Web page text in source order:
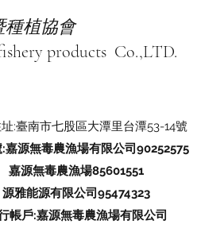
種植協會
products Co.,LTD.
:​臺南市七股區大潭里台潭53-14號
嘉源無毒農漁場有限公司90252575​​
嘉源無毒農漁場85601551
源雅能源有限公司95474323
帳戶:嘉源無毒農漁場有限公司